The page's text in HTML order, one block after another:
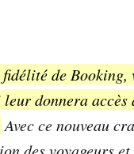
de
donnera
Avec ce nouveau
des voyageurs